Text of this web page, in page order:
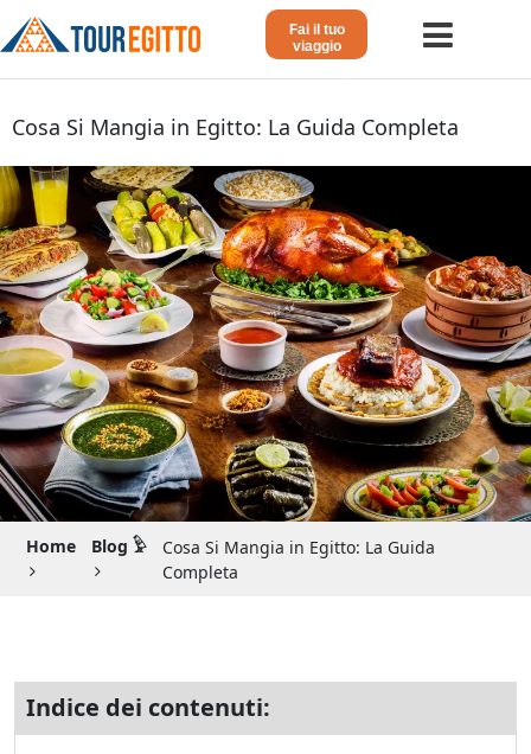
Fai il tuo
viaggio
Crociera sul Nilo
Vacanze Lusso in Egitto
Dahabeya Lusso
Agosto in Egitto
Tour Giordania
Altri
Blog 𓁐
Guida di Viaggio 𓉔
Guida di Viaggio Giordania
Cosa Si Mangia in Egitto: La Guida Completa
Home Blog 𓅱
Cosa Si Mangia in Egitto: La Guida
Completa
Indice dei contenuti: